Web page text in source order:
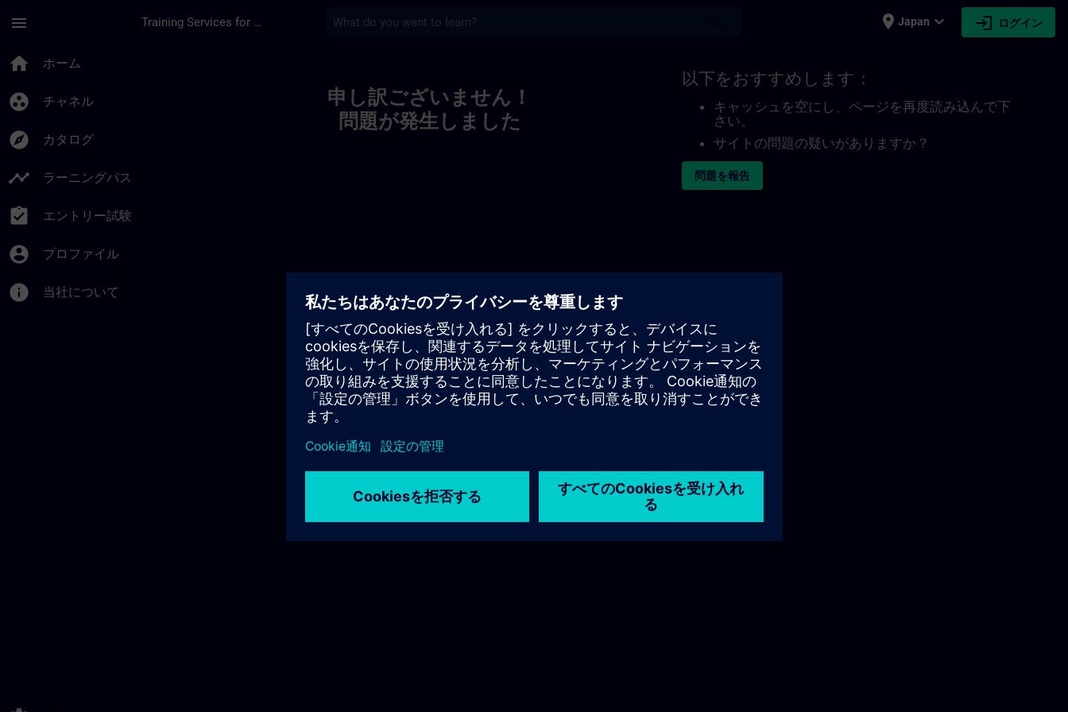
menu Training Services for Digital Industries place Japan expand_more login ログイン
home ホーム
group_work チャネル
explore カタログ
timeline ラーニングパス
assignment_turned_in エントリー試験
account_circle プロファイル
info 当社について
申し訳ございません！
問題が発生しました
以下をおすすめします：
キャッシュを空にし、ページを再度読み込んで下
さい。
サイトの問題の疑いがありますか？
問題を報告